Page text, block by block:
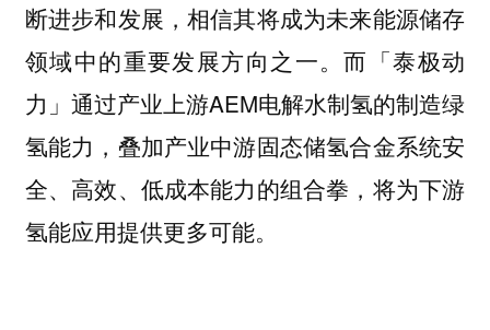
断进步和发展，相信其将成为未来能源储存
领域中的重要发展方向之一。而「泰极动
力」通过产业上游AEM电解水制氢的制造绿
氢能力，叠加产业中游固态储氢合金系统安
全、高效、低成本能力的组合拳，将为下游
氢能应用提供更多可能。